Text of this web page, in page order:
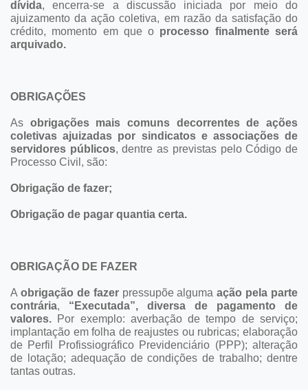
dívida, encerra-se a discussão iniciada por meio do
ajuizamento da ação coletiva, em razão da satisfação do
crédito, momento em que o processo finalmente será
arquivado.
OBRIGAÇÕES
As obrigações mais comuns decorrentes de ações
coletivas ajuizadas por sindicatos e associações de
servidores públicos, dentre as previstas pelo Código de
Processo Civil, são:
Obrigação de fazer;
Obrigação de pagar quantia certa.
OBRIGAÇÃO DE FAZER
A obrigação de fazerpressupõe algumaação pela parte
contrária, “Executada”, diversa de pagamento de
valores. Por exemplo: averbação de tempo de serviço;
implantação em folha de reajustes ou rubricas; elaboração
de Perfil Profissiográfico Previdenciário (PPP); alteração
de lotação; adequação de condições de trabalho; dentre
tantas outras.